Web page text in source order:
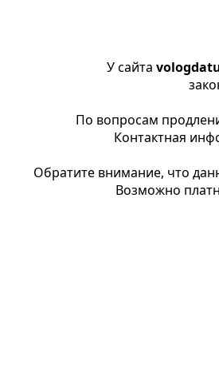
У сайта
По вопросам
Контактная
Обратите внимание, что
Возможно